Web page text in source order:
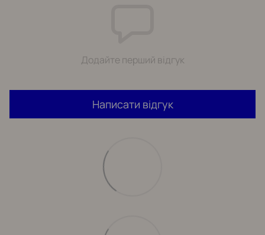
Додайте перший відгук
Написати відгук